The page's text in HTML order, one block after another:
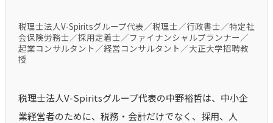
税理士法人V-Spiritsグループ代表／税理士／行政書士／特定社
会保険労務士／採用定着士／ファイナンシャルプランナー／
起業コンサルタント／経営コンサルタント／大正大学招聘教
授
税理士法人V-Spiritsグループ代表の中野裕哲は、中小企
業経営者のために、税務・会計だけでなく、採用、人